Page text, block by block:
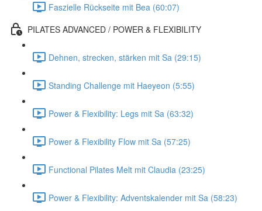
Faszielle Rückseite mit Bea (60:07)
PILATES ADVANCED / POWER & FLEXIBILITY
Dehnen, strecken, stärken mit Sa (29:15)
Standing Challenge mit Haeyeon (5:55)
Power & Flexibility: Legs mit Sa (63:32)
Power & Flexibility Flow mit Sa (57:25)
Functional Pilates Melt mit Claudia (23:25)
Power & Flexibility: Adventskalender mit Sa (58:23)